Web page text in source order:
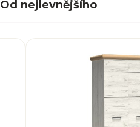
Od nejlevnějšího